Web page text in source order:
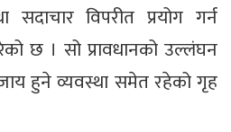
सदाचार विपरीत प्रयोग गर्न
छ । सो प्रावधानको उल्लंघन
हुने व्यवस्था समेत रहेको गृह